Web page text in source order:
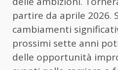
partire da aprile 2026.
cambiamenti
prossimi sette anni
delle opportunità